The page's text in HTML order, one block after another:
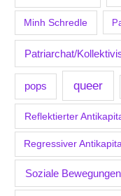
Minh Schredle
Patriarchat/
pops queer
Reflektierter
Regressiver
Soziale Bewegungen